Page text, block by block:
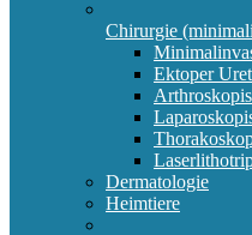
Chirurgie
Ektoper
Dermatologie
Heimtiere